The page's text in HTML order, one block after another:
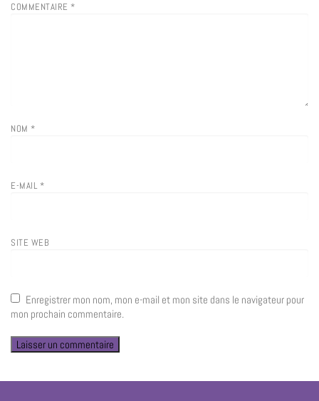
COMMENTAIRE *
NOM *
E-MAIL *
SITE WEB
Enregistrer mon nom, mon e-mail et mon site dans le navigateur pour
mon prochain commentaire.